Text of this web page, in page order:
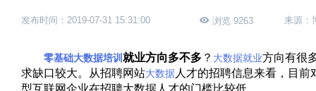
发布时间：2019-07-31 15:31:00 浏览 9263 来源：
零基础大数据培训 就业方向多不多 ？ 大数据就业方向有很
求缺口较大。从招聘网站大数据人才的招聘信息来看，目
型互联网企业在招聘大数据人才的门槛比较低。